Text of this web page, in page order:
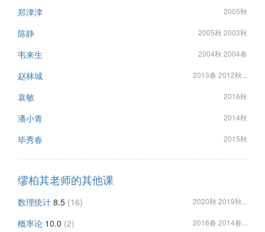
郑津津 2005秋
陈静 2005秋 2003秋
韦来生 2004秋 2004春
赵林城 2013春 2012秋...
袁敏 2016秋
潘小青 2014秋
毕秀春 2015秋
缪柏其老师的其他课
数理统计 8.5 (16) 2020秋 2019秋...
概率论 10.0 (2) 2016春 2014春...